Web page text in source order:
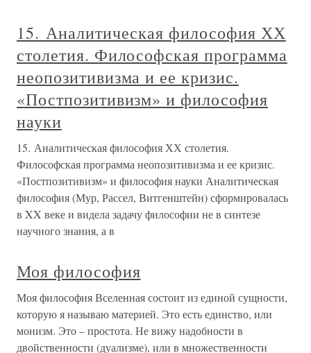
15. Аналитическая философия ХХ
столетия. Философская программа
неопозитивизма и ее кризис.
«Постпозитивизм» и философия
науки
15. Аналитическая философия ХХ столетия.
Философская программа неопозитивизма и ее кризис.
«Постпозитивизм» и философия науки Аналитическая
философия (Мур, Рассел, Витгенштейн) сформировалась
в XX веке и видела задачу философии не в синтезе
научного знания, а в
Моя философия
Моя философия Вселенная состоит из единой сущности,
которую я называю материей. Это есть единство, или
монизм. Это – простота. Не вижу надобности в
двойственности (дуализме), или в множественности